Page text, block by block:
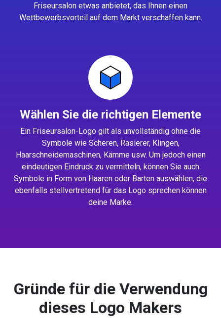
Friseursalon etwas anbietet, das Ihnen einen
Wettbewerbsvorteil auf dem Markt verschaffen kann.
Wählen Sie die richtigen Elemente
Ein Friseursalon-Logo gilt als unvollständig ohne die
Symbole wie Scheren, Rasierer, Klingen,
Haarschneidemaschinen, Kämme usw. Um jedoch einen
eindeutigen Eindruck zu vermitteln, können Sie auch
Symbole in Form von Haaren oder Barten auswählen, die
ebenfalls stellvertretend für das Logo sprechen können
deine Marke.
Gründe für die Verwendung
dieses Logo Makers